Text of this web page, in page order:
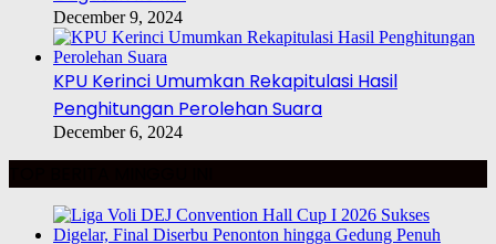
December 9, 2024
KPU Kerinci Umumkan Rekapitulasi Hasil
Penghitungan Perolehan Suara
December 6, 2024